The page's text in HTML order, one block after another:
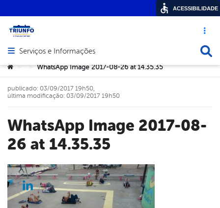
Acesso
Abrir menu principal de navegação
Serviços e Informações
Você está aqui:
> > WhatsApp Image 2017-08-26 at 14.35.35
WhatsApp Image 2017-08-
26 at 14.35.35
publicado: 03/09/2017 19h50,
última modificação: 03/09/2017 19h50
Twitter
Linkedin
ACESSIBILIDADE